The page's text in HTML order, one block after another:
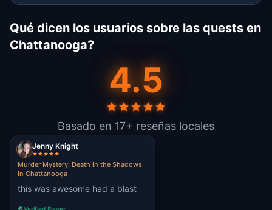
Qué dicen los usuarios sobre las quests en
Chattanooga?
4.5
Basado en 17+ reseñas locales
Jenny Knight
Murder Mystery: Death in the Shadows
in Chattanooga
this was awesome had a blast